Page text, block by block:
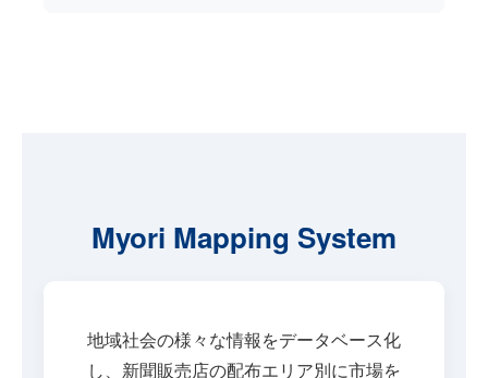
Myori Mapping System
地域社会の様々な情報をデータベース化
し、新聞販売店の配布エリア別に市場を